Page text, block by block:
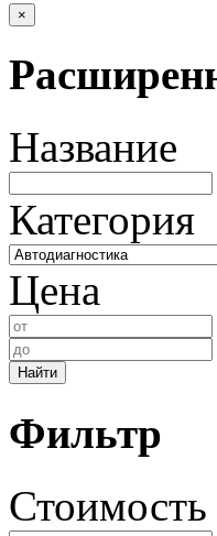
×
Название
Категория
Цена
Найти
Фильтр